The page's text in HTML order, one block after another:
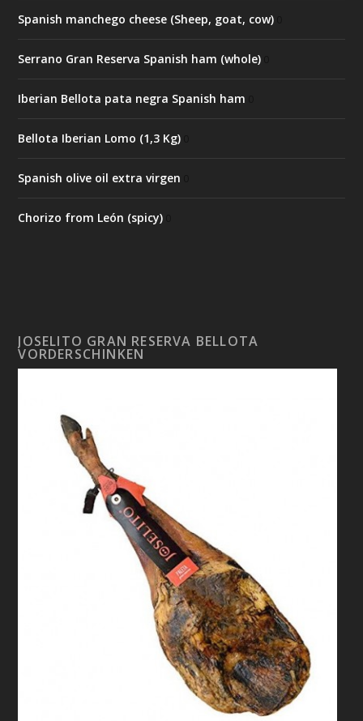
Spanish manchego cheese (Sheep, goat, cow)
Serrano Gran Reserva Spanish ham (whole)
Iberian Bellota pata negra Spanish ham
Bellota Iberian Lomo (1,3 Kg)
Spanish olive oil extra virgen
Chorizo from León (spicy)
JOSELITO GRAN RESERVA BELLOTA
VORDERSCHINKEN